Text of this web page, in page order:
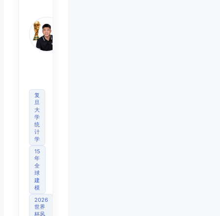
复
旦
大
学
统
计
学
15
年
全
球
建
模
2026
世界
杯风